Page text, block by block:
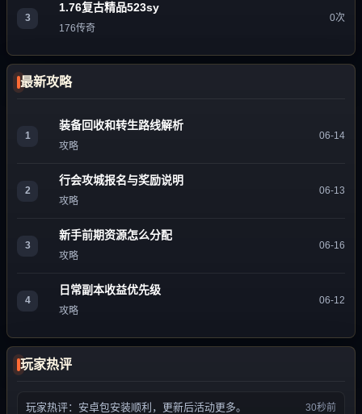
3
1.76复古精品523sy
176传奇
0次
最新攻略
1
装备回收和转生路线解析
攻略
06-14
2
行会攻城报名与奖励说明
攻略
06-13
3
新手前期资源怎么分配
攻略
06-16
4
日常副本收益优先级
攻略
06-12
玩家热评
玩家热评：安卓包安装顺利，更新后活动更多。 30秒前